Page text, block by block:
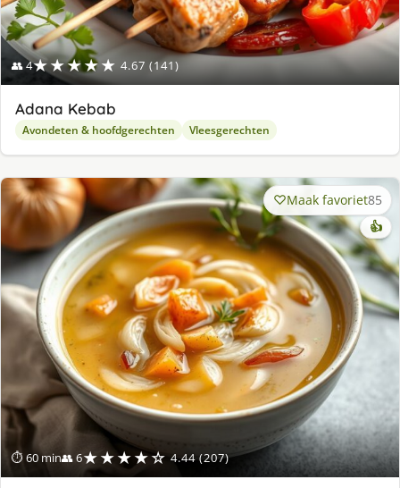
👥 4★★★★★ 4.67 (141)
Adana Kebab
Avondeten & hoofdgerechten Vleesgerechten
⏱ 60 min👥 6★★★★☆ 4.44 (207)
Maak favoriet85
👍